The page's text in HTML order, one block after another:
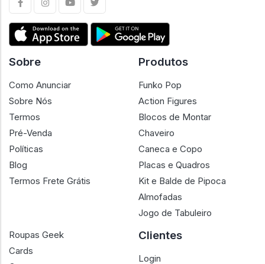
Sobre
Como Anunciar
Sobre Nós
Termos
Pré-Venda
Políticas
Blog
Termos Frete Grátis
Produtos
Funko Pop
Action Figures
Blocos de Montar
Chaveiro
Caneca e Copo
Placas e Quadros
Kit e Balde de Pipoca
Almofadas
Jogo de Tabuleiro
Roupas Geek
Cards
Clientes
Login